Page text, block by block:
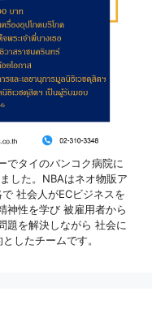
でタイのバンコク病院に
した。NBAはネオ物販ア
社会人がECビジネスを
神性を学び 被雇用者から
題を解決しながら 社会に
したチームです。